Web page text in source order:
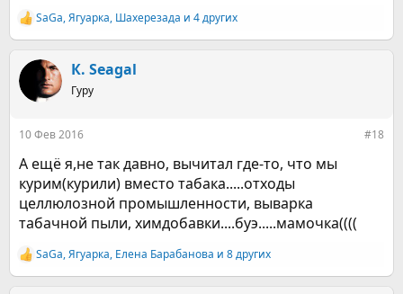
Р
е
к
ц
и
SaGa,Ягуарка, Шахерезада и 4 других
К. Seagal
Гуру
10 Фев 2016 #18
А ещё я,не так давно, вычитал где-то, что мы
курим(курили) вместо табака.....отходы
целлюлозной промышленности, выварка
табачной пыли, химдобавки....буэ.....мамочка((((
Р
е
SaGa,Ягуарка, Елена Барабанова и 8 других